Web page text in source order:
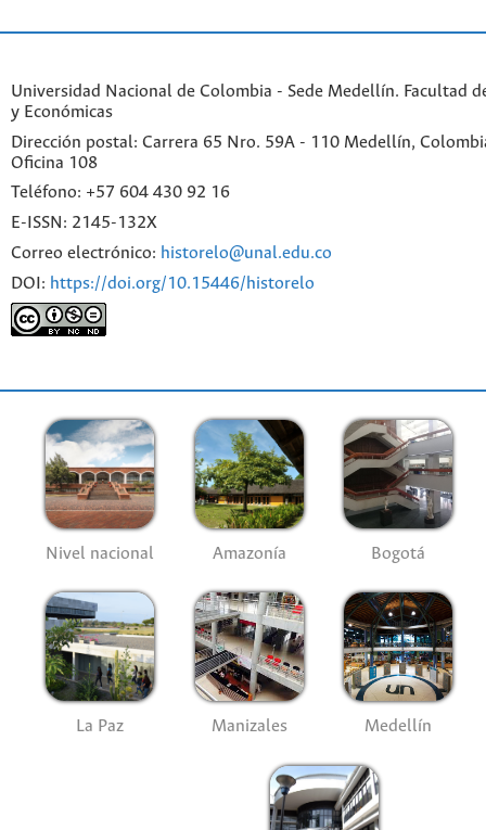
Universidad Nacional de Colombia - Sede Medellín. Facultad
y Económicas
Dirección postal: Carrera 65 Nro. 59A - 110 Medellín,
Oficina 108
Teléfono: +57 604 430 92 16
E-ISSN: 2145-132X
Correo electrónico: historelo@unal.edu.co
DOI: https://doi.org/10.15446/historelo
Nivel nacional Amazonía Bogotá
La Paz Manizales Medellín